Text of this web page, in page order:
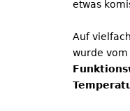
etwas
Auf
wurde